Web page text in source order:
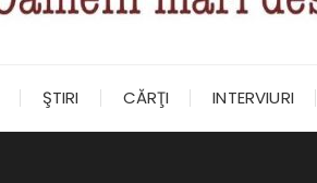
ŞTIRI CĂRŢI INTERVIURI